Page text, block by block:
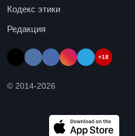
Кодекс этики
Редакция
+18
© 2014-2026